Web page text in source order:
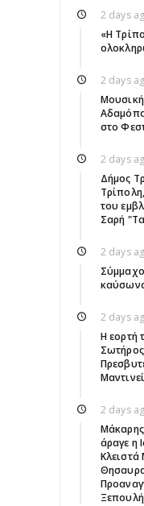
2 days
«Η
2 days
στο
2 days
Δήμος
του
Σαρή
2 days
2 days
Η εορτή
2 days
Μάκαρης
άραγε η